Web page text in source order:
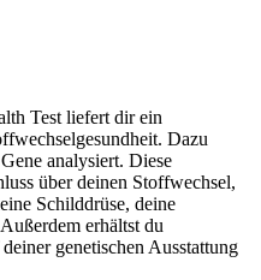
Test liefert dir ein
Dazu
analysiert. Diese
über deinen Stoffwechsel,
Schilddrüse, deine
erhältst du
genetischen Ausstattung